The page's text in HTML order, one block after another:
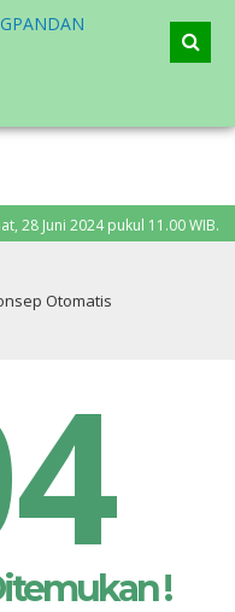
Juni 2024 pukul 11.00 WIB.
Otomatis
!